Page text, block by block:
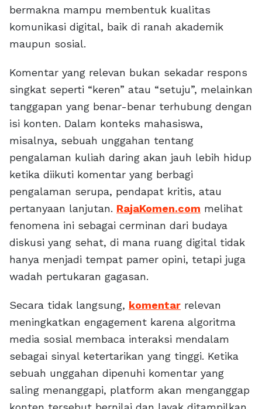
bermakna mampu membentuk kualitas
komunikasi digital, baik di ranah akademik
maupun sosial.
Komentar yang relevan bukan sekadar respons
singkat seperti “keren” atau “setuju”, melainkan
tanggapan yang benar-benar terhubung dengan
isi konten. Dalam konteks mahasiswa,
misalnya, sebuah unggahan tentang
pengalaman kuliah daring akan jauh lebih hidup
ketika diikuti komentar yang berbagi
pengalaman serupa, pendapat kritis, atau
pertanyaan lanjutan. RajaKomen.com melihat
fenomena ini sebagai cerminan dari budaya
diskusi yang sehat, di mana ruang digital tidak
hanya menjadi tempat pamer opini, tetapi juga
wadah pertukaran gagasan.
Secara tidak langsung, komentar relevan
meningkatkan engagement karena algoritma
media sosial membaca interaksi mendalam
sebagai sinyal ketertarikan yang tinggi. Ketika
sebuah unggahan dipenuhi komentar yang
saling menanggapi, platform akan menganggap